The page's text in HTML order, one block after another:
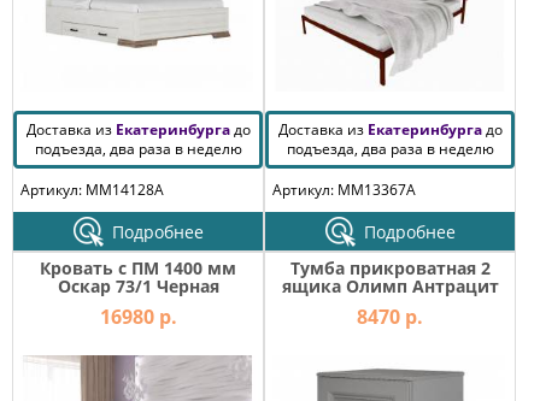
Доставка из Екатеринбургадо
подъезда, два раза в неделю
Артикул: MM14128A
Подробнее
Доставка из Екатеринбургадо
подъезда, два раза в неделю
Артикул: MM13367A
Подробнее
Кровать с ПМ 1400 мм
Оскар 73/1 Черная
16980 р.
Тумба прикроватная 2
ящика Олимп Антрацит
8470 р.